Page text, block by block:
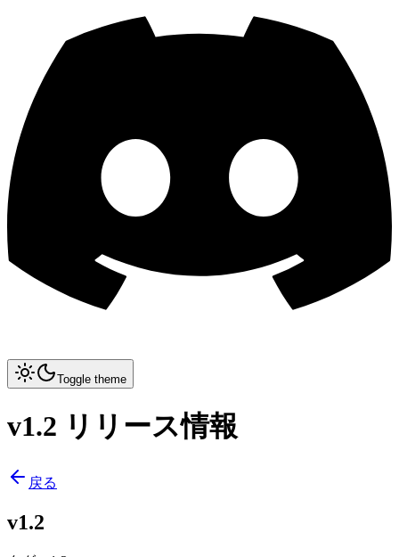
Toggle theme
v1.2 リリース情報
戻る
v1.2